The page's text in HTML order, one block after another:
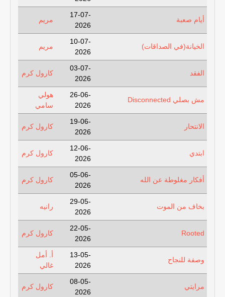
أيام صعبة
17-07-
2026
مريم
الخيانة(في الصداقات)
10-07-
2026
مريم
الفقد
03-07-
2026
كارول كرم
مش بصلي Disconnected
26-06-
2026
هولي
سامي
الانتحار
19-06-
2026
كارول كرم
ابتدي
12-06-
2026
كارول كرم
أفكار مغلوطة عن الله
05-06-
2026
كارول كرم
بخاف من الموت
29-05-
2026
رانيه
Rooted
22-05-
2026
كارول كرم
وصفة للنجاح
13-05-
2026
أ. أمل
غالي
مرايتي
08-05-
2026
كارول كرم